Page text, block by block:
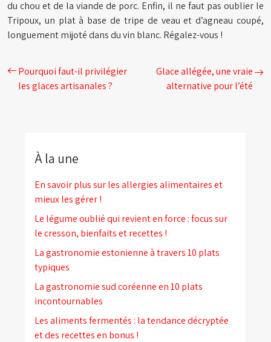
du chou et de la viande de porc. Enfin, il ne faut pas oublier le
Tripoux, un plat à base de tripe de veau et d’agneau coupé,
longuement mijoté dans du vin blanc. Régalez-vous !
Pourquoi faut-il privilégier
les glaces artisanales ?
Glace allégée, une vraie
alternative pour l’été
À la une
En savoir plus sur les allergies alimentaires et
mieux les gérer !
Le légume oublié qui revient en force : focus sur
le cresson, bienfaits et recettes !
La gastronomie estonienne à travers 10 plats
typiques
La gastronomie sud coréenne en 10 plats
incontournables
Les aliments fermentés : la tendance décryptée
et des recettes en bonus !